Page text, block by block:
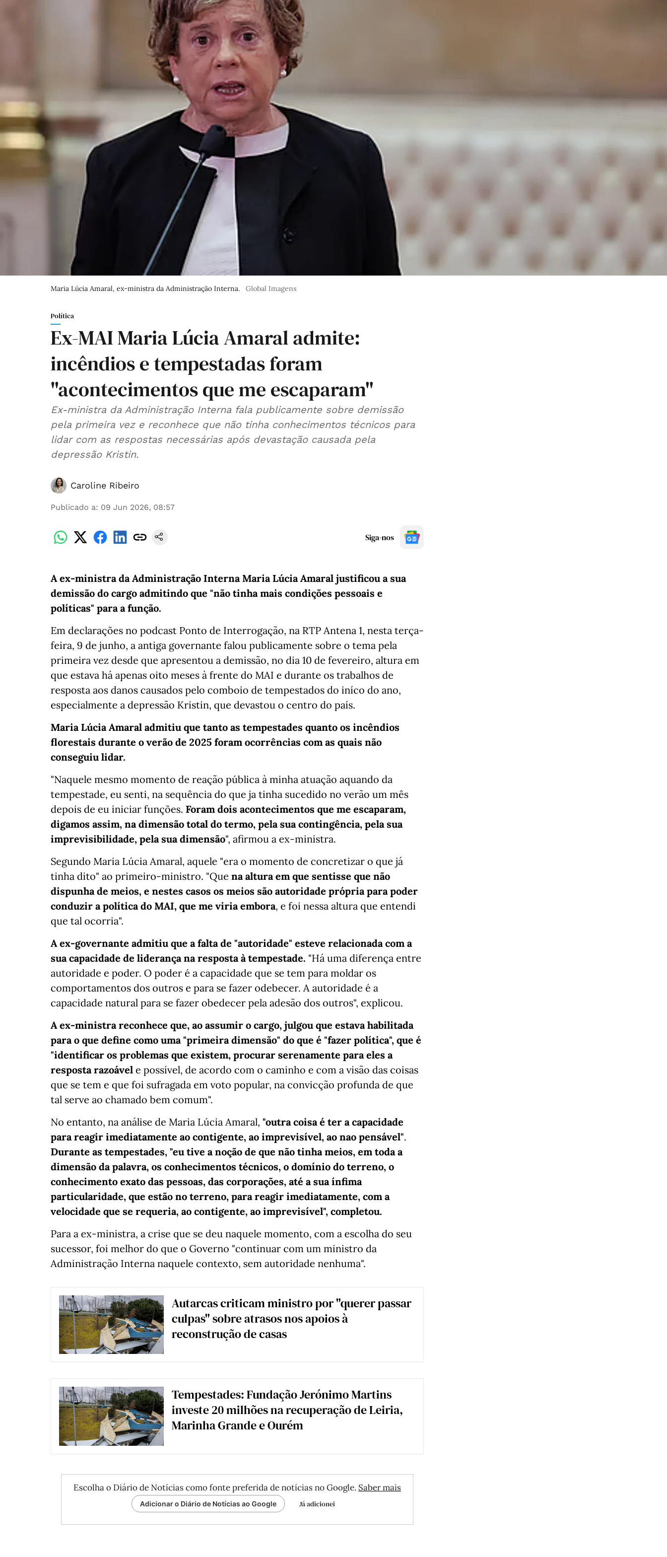
Maria Lúcia Amaral, ex-ministra da Administração Interna. Global Imagens
Política
Ex-MAI Maria Lúcia Amaral admite:
incêndios e tempestadas foram
"acontecimentos que me escaparam"
Ex-ministra da Administração Interna fala publicamente sobre demissão
pela primeira vez e reconhece que não tinha conhecimentos técnicos para
lidar com as respostas necessárias após devastação causada pela
depressão Kristin.
Caroline Ribeiro
Publicado a: 09 Jun 2026, 08:57
Siga-nos
A ex-ministra da Administração Interna Maria Lúcia Amaral justificou a sua
demissão do cargo admitindo que "não tinha mais condições pessoais e
políticas" para a função.
Em declarações no podcast Ponto de Interrogação, na RTP Antena 1, nesta terça-
feira, 9 de junho, a antiga governante falou publicamente sobre o tema pela
primeira vez desde que apresentou a demissão, no dia 10 de fevereiro, altura em
que estava há apenas oito meses à frente do MAI e durante os trabalhos de
resposta aos danos causados pelo comboio de tempestados do iníco do ano,
especialmente a depressão Kristin, que devastou o centro do país.
Maria Lúcia Amaral admitiu que tanto as tempestades quanto os incêndios
florestais durante o verão de 2025 foram ocorrências com as quais não
conseguiu lidar.
"Naquele mesmo momento de reação pública à minha atuação aquando da
tempestade, eu senti, na sequência do que ja tinha sucedido no verão um mês
depois de eu iniciar funções. Foram dois acontecimentos que me escaparam,
digamos assim, na dimensão total do termo, pela sua contingência, pela sua
imprevisibilidade, pela sua dimensão", afirmou a ex-ministra.
Segundo Maria Lúcia Amaral, aquele "era o momento de concretizar o que já
tinha dito" ao primeiro-ministro. "Que na altura em que sentisse que não
dispunha de meios, e nestes casos os meios são autoridade própria para poder
conduzir a política do MAI, que me viria embora, e foi nessa altura que entendi
que tal ocorria".
A ex-governante admitiu que a falta de "autoridade" esteve relacionada com a
sua capacidade de liderança na resposta à tempestade. "Há uma diferença entre
autoridade e poder. O poder é a capacidade que se tem para moldar os
comportamentos dos outros e para se fazer odebecer. A autoridade é a
capacidade natural para se fazer obedecer pela adesão dos outros", explicou.
A ex-ministra reconhece que, ao assumir o cargo, julgou que estava habilitada
para o que define como uma "primeira dimensão" do que é "fazer política", que é
"identificar os problemas que existem, procurar serenamente para eles a
resposta razoável e possível, de acordo com o caminho e com a visão das coisas
que se tem e que foi sufragada em voto popular, na convicção profunda de que
tal serve ao chamado bem comum".
No entanto, na análise de Maria Lúcia Amaral, "outra coisa é ter a capacidade
para reagir imediatamente ao contigente, ao imprevisível, ao nao pensável".
Durante as tempestades, "eu tive a noção de que não tinha meios, em toda a
dimensão da palavra, os conhecimentos técnicos, o domínio do terreno, o
conhecimento exato das pessoas, das corporações, até a sua ínfima
particularidade, que estão no terreno, para reagir imediatamente, com a
velocidade que se requeria, ao contigente, ao imprevisível", completou.
Para a ex-ministra, a crise que se deu naquele momento, com a escolha do seu
sucessor, foi melhor do que o Governo "continuar com um ministro da
Administração Interna naquele contexto, sem autoridade nenhuma".
Autarcas criticam ministro por "querer passar
culpas" sobre atrasos nos apoios à
reconstrução de casas
Tempestades: Fundação Jerónimo Martins
investe 20 milhões na recuperação de Leiria,
Marinha Grande e Ourém
Escolha o Diário de Notícias como fonte preferida de notícias no Google. Saber mais
Adicionar o Diário de Notícias ao Google Já adicionei